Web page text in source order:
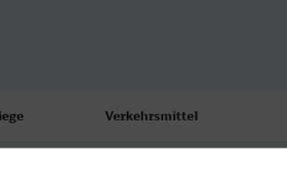
Verkehrsmittel